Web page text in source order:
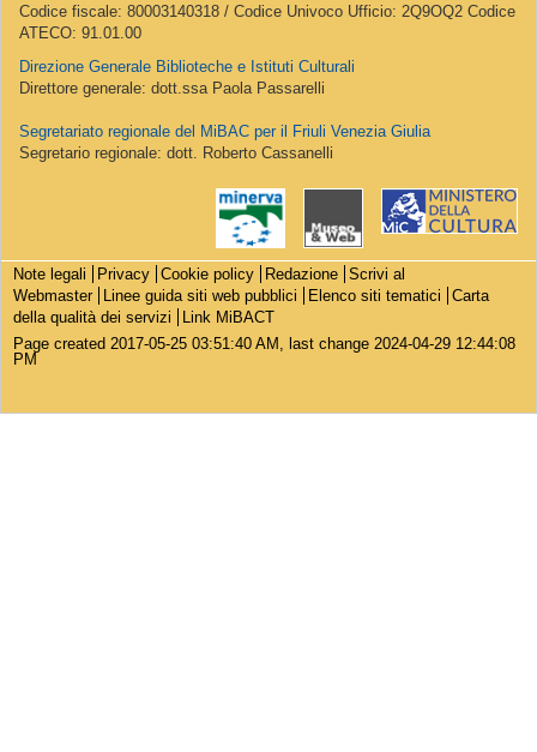
Codice fiscale: 80003140318 / Codice Univoco Ufficio: 2Q9OQ2 Codice
ATECO: 91.01.00
Direzione Generale Biblioteche e Istituti Culturali
Direttore generale: dott.ssa Paola Passarelli
Segretariato regionale del MiBAC per il Friuli Venezia Giulia
Segretario regionale: dott. Roberto Cassanelli
Note legali Privacy Cookie policy Redazione Scrivi al
Webmaster
Linee guida siti web pubblici Elenco siti tematici
Carta
della qualità dei servizi
Link MiBACT
Page created 2017-05-25 03:51:40 AM, last change 2024-04-29 12:44:08
PM